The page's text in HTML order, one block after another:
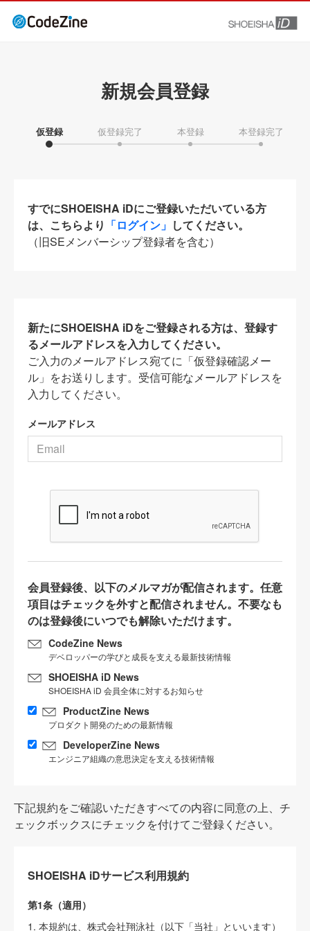
新規会員登録
仮登録 仮登録完了 本登録 本登録完了
すでにSHOEISHA iDにご登録いただいている方
は、こちらより 「ログイン」 してください。
（旧SEメンバーシップ登録者を含む）
新たにSHOEISHA iDをご登録される方は、登録す
るメールアドレスを入力してください。
ご入力のメールアドレス宛てに「仮登録確認メー
ル」をお送りします。受信可能なメールアドレスを
入力してください。
メールアドレス
会員登録後、以下のメルマガが配信されます。任意
項目はチェックを外すと配信されません。不要なも
のは登録後にいつでも解除いただけます。
CodeZine News
デベロッパーの学びと成長を支える最新技術情報
SHOEISHA iD News
SHOEISHA iD 会員全体に対するお知らせ
ProductZine News
プロダクト開発のための最新情報
DeveloperZine News
エンジニア組織の意思決定を支える技術情報
下記規約をご確認いただきすべての内容に同意の上、チ
ェックボックスにチェックを付けてご登録ください。
SHOEISHA iDサービス利用規約
第1条（適用）
1. 本規約は、株式会社翔泳社（以下「当社」といいます）